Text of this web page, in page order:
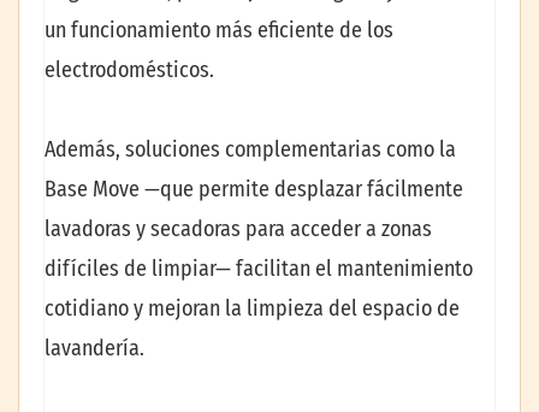
un funcionamiento más eficiente de los
electrodomésticos.
Además, soluciones complementarias como la
Base Move —que permite desplazar fácilmente
lavadoras y secadoras para acceder a zonas
difíciles de limpiar— facilitan el mantenimiento
cotidiano y mejoran la limpieza del espacio de
lavandería.